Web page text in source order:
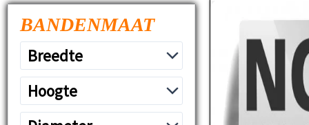
BANDENMAAT